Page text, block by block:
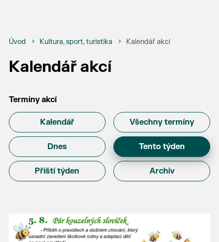
Úvod Kultura, sport, turistika Kalendář akcí
Kalendář akcí
Termíny akcí
Kalendář Všechny termíny
Dnes Tento týden
Příští týden Archiv